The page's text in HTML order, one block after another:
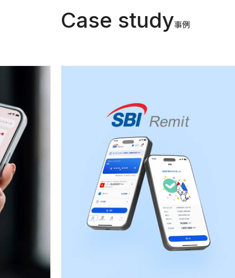
Case study事例